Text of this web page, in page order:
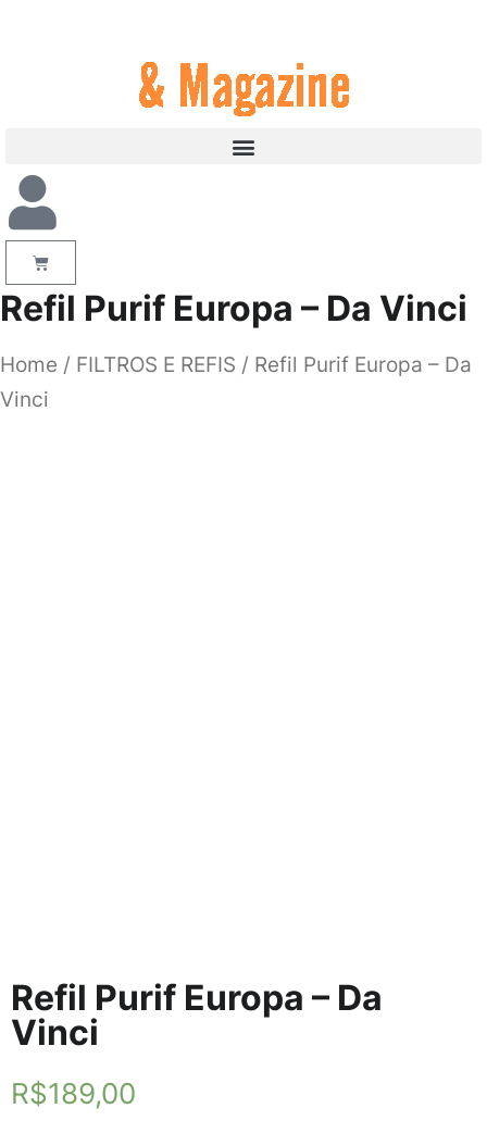
Refil Purif Europa – Da Vinci
Home / FILTROS E REFIS / Refil Purif Europa – Da
Vinci
Refil Purif Europa – Da
Vinci
R$189,00